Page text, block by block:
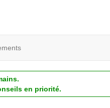
en priorité.